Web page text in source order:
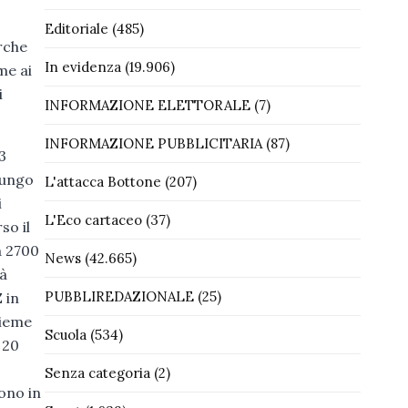
ai
il
2700
in
in
Editoriale (485)
In evidenza(19.906)
INFORMAZIONE ELETTORALE(7)
INFORMAZIONE PUBBLICITARIA(87)
L'attacca Bottone (207)
L'Eco cartaceo(37)
News(42.665)
PUBBLIREDAZIONALE(25)
Scuola(534)
Senza categoria(2)